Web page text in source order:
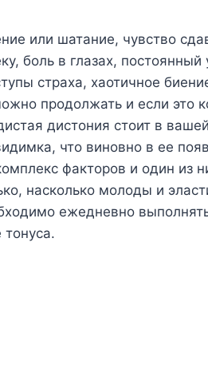
или шатание, чувство
боль в глазах, постоянный
страха, хаотичное
продолжать и если это
дистония стоит в
что виновно в ее
факторов и один из
насколько молоды и
ежедневно